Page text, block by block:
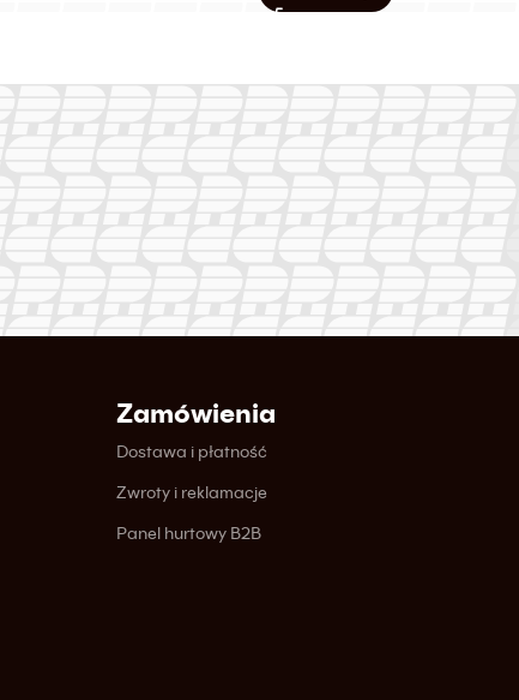
Zamówienia
Dostawa i płatność
Zwroty i reklamacje
Panel hurtowy B2B